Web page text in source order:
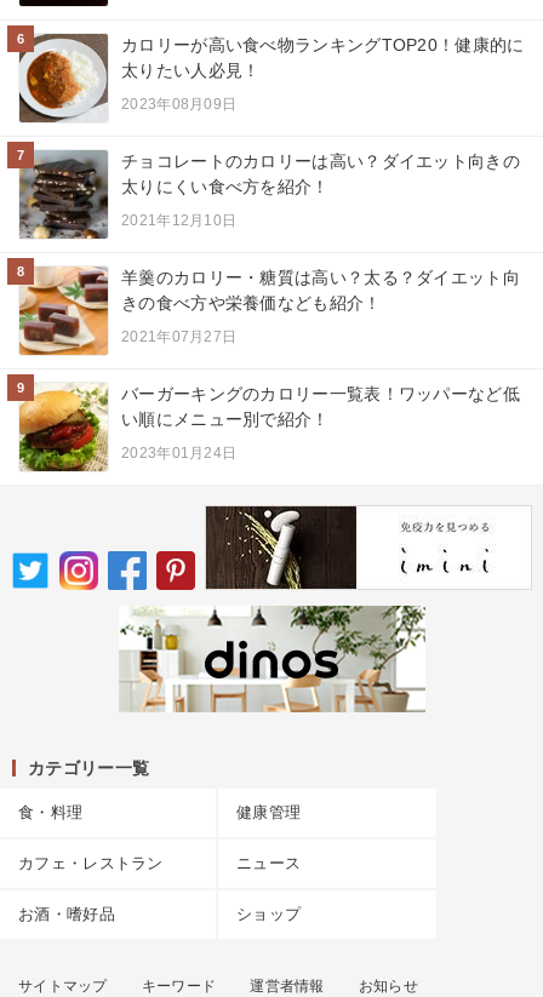
6
カロリーが高い食べ物ランキングTOP20！健康的に
太りたい人必見！
2023年08月09日
7
チョコレートのカロリーは高い？ダイエット向きの
太りにくい食べ方を紹介！
2021年12月10日
8
羊羹のカロリー・糖質は高い？太る？ダイエット向
きの食べ方や栄養価なども紹介！
2021年07月27日
9
バーガーキングのカロリー一覧表！ワッパーなど低
い順にメニュー別で紹介！
2023年01月24日
カテゴリー一覧
食・料理 健康管理
カフェ・レストラン ニュース
お酒・嗜好品 ショップ
サイトマップ キーワード 運営者情報 お知らせ